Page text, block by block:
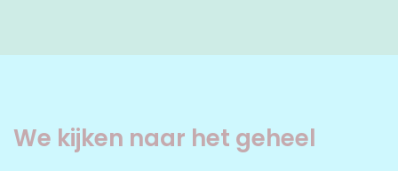
We kijken naar het geheel